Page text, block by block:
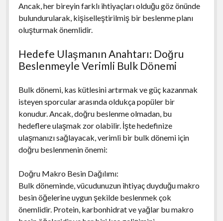
Ancak, her bireyin farklı ihtiyaçları olduğu göz önünde
bulundurularak, kişiselleştirilmiş bir beslenme planı
oluşturmak önemlidir.
Hedefe Ulaşmanın Anahtarı: Doğru
Beslenmeyle Verimli Bulk Dönemi
Bulk dönemi, kas kütlesini artırmak ve güç kazanmak
isteyen sporcular arasında oldukça popüler bir
konudur. Ancak, doğru beslenme olmadan, bu
hedeflere ulaşmak zor olabilir. İşte hedefinize
ulaşmanızı sağlayacak, verimli bir bulk dönemi için
doğru beslenmenin önemi:
Doğru Makro Besin Dağılımı:
Bulk döneminde, vücudunuzun ihtiyaç duyduğu makro
besin öğelerine uygun şekilde beslenmek çok
önemlidir. Protein, karbonhidrat ve yağlar bu makro